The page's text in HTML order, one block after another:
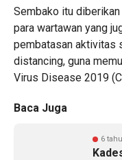
Sembako itu
para wartawan yang
pembatasan aktivitas
distancing, guna
Virus Disease 2019
Baca Juga
6